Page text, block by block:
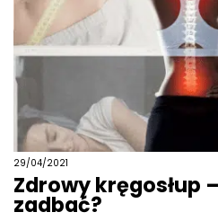
29/04/2021
Zdrowy kręgosłup
zadbać?